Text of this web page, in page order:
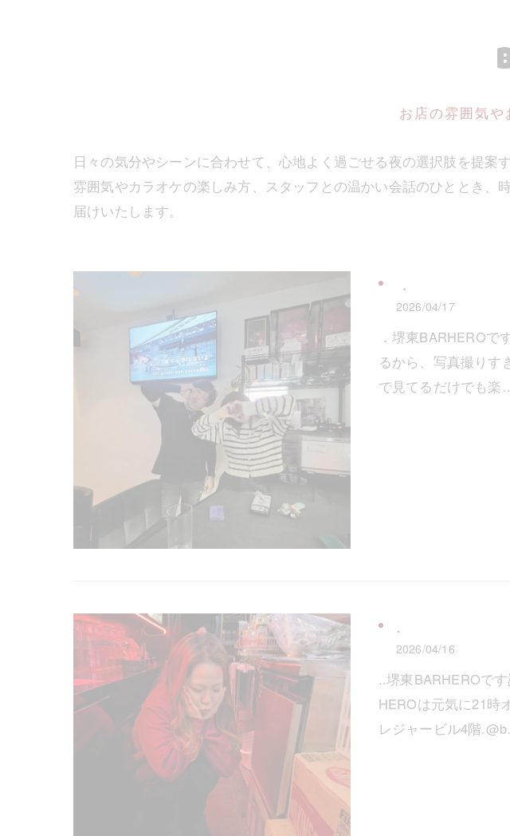
お店の雰囲気
日々の気分やシーンに合わせて、心地よく過ごせる夜の選択肢を提
雰囲気やカラオケの楽しみ方、スタッフとの温かい会話のひととき
届けいたします。
．
2026/04/17
．堺東BARHERO
るから、写真撮りす
で見てるだけでも楽
.
2026/04/16
..堺東BARHEROで
HEROは元気に21時
レジャービル4階